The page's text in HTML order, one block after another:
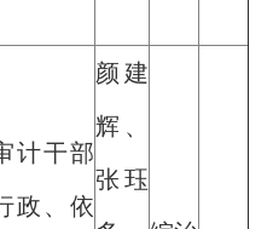
计干部
政、依
颜建
辉、
张珏